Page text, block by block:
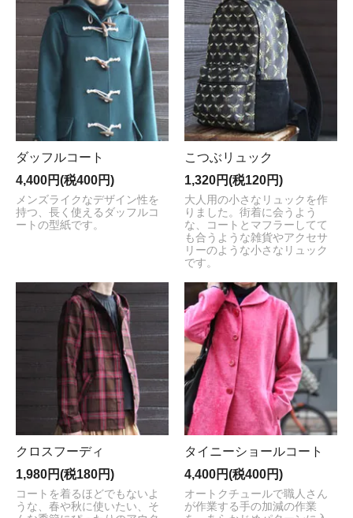
ダッフルコート
4,400円(税400円)
メンズライクなデザイン性を
持つ、長く使えるダッフルコ
ートの型紙です。
こつぶリュック
1,320円(税120円)
大人用の小さなリュックを作
りました。街着に会うよう
な、コートとマフラーしてて
も合うような雑貨やアクセサ
リーのような小さなリュック
です。
クロスフーディ
1,980円(税180円)
コートを着るほどでもないよ
うな、春や秋に使いたい、そ
タイニーショールコート
4,400円(税400円)
オートクチュールで職人さん
が作業する手の加減の作業